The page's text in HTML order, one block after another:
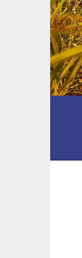
Skip
to
content